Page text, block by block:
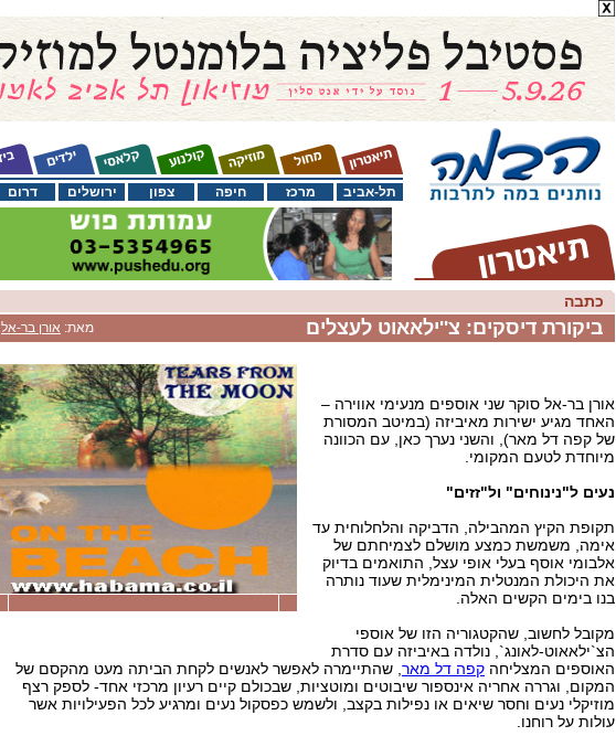
דרום ירושלים צפון חיפה מרכז תל-אביב
כתבה
מאת: אורן בר-אל ביקורת דיסקים: צ''ילאאוט לעצלים
אורן בר-אל סוקר שני אוספים מנעימי אווירה –
האחד מגיע ישירות מאיביזה (במיטב המסורת
של קפה דל מאר), והשני נערך כאן, עם הכוונה
מיוחדת לטעם המקומי.
נעים ל"נינוחים" ול"זזים"
תקופת הקיץ המהבילה, הדביקה והלחלוחית עד
אימה, משמשת כמצע מושלם לצמיחתם של
אלבומי אוסף בעלי אופי עצל, התואמים בדיוק
את היכולת המנטלית המינימלית שעוד נותרה
בנו בימים הקשים האלה.
מקובל לחשוב, שהקטגוריה הזו של אוספי
הצ`ילאאוט-לאונג`, נולדה באיביזה עם סדרת
האוספים המצליחה קפה דל מאר , שהתיימרה לאפשר לאנשים לקחת הביתה מעט מהקסם של
המקום, וגררה אחריה אינספור שיבוטים ומוטציות, שבכולם קיים רעיון מרכזי אחד- לספק רצף
מוזיקלי נעים וחסר שיאים או נפילות בקצב, ולשמש כפסקול נעים ומרגיע לכל הפעילויות אשר
עולות על רוחנו.